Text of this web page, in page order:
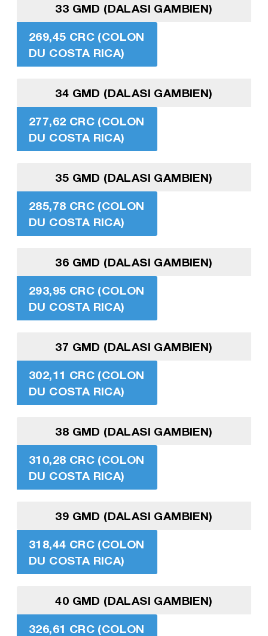
33 GMD (DALASI GAMBIEN)
269,45 CRC (COLON
DU COSTA RICA)
34 GMD (DALASI GAMBIEN)
277,62 CRC (COLON
DU COSTA RICA)
35 GMD (DALASI GAMBIEN)
285,78 CRC (COLON
DU COSTA RICA)
36 GMD (DALASI GAMBIEN)
293,95 CRC (COLON
DU COSTA RICA)
37 GMD (DALASI GAMBIEN)
302,11 CRC (COLON
DU COSTA RICA)
38 GMD (DALASI GAMBIEN)
310,28 CRC (COLON
DU COSTA RICA)
39 GMD (DALASI GAMBIEN)
318,44 CRC (COLON
DU COSTA RICA)
40 GMD (DALASI GAMBIEN)
326,61 CRC (COLON